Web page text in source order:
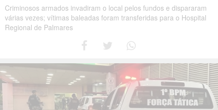
Criminosos armados invadiram o local pelos fundos e dispararam
várias vezes; vítimas baleadas foram transferidas para o Hospital
Regional de Palmares